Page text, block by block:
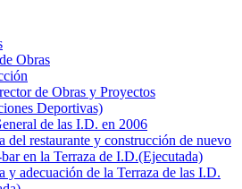
Obras
de Obras y Proyectos
Deportivas)
de las I.D. en 2006
del restaurante y construcción de nuevo
en la Terraza de I.D.(Ejecutada)
y adecuación de la Terraza de las I.D.